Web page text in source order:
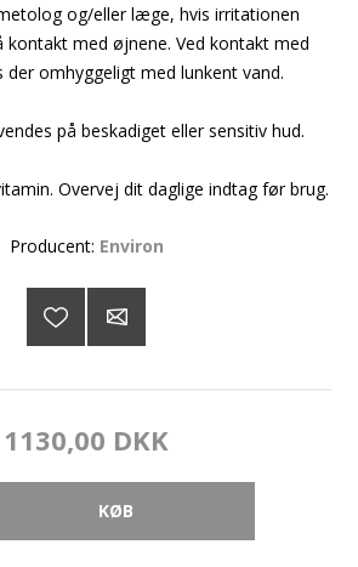
og/eller læge, hvis irritationen
med øjnene. Ved kontakt med
der omhyggeligt med lunkent vand.
på beskadiget eller sensitiv hud.
Overvej dit daglige indtag før brug.
Producent: Environ
1130,00 DKK